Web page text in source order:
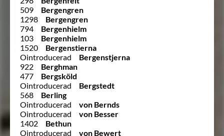
509
Bergengren
1298
Bergengren
794
Bergenhielm
103
Bergenhielm
1520
Bergenstierna
Ointroducerad
Bergenstjerna
922
Berghman
477
Bergsköld
Ointroducerad
Bergstedt
568
Berling
Ointroducerad
von Bernds
Ointroducerad
von Besser
1402
Bethun
Ointroducerad
von Bewert